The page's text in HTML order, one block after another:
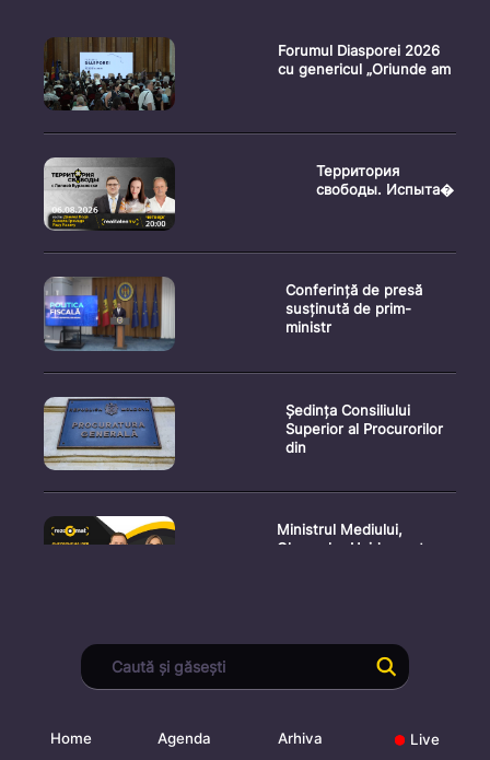
Forumul Diasporei 2026
cu genericul „Oriunde am
Территория
свободы. Испыта�
Conferință de presă
susținută de prim-
ministr
Ședința Consiliului
Superior al Procurorilor
din
Ministrul Mediului,
Gheorghe Hajder, este
Consultări publice privind
proiectul de lege pent
Home Agenda Arhiva Live